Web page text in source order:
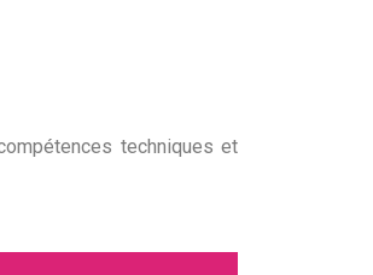
techniques et